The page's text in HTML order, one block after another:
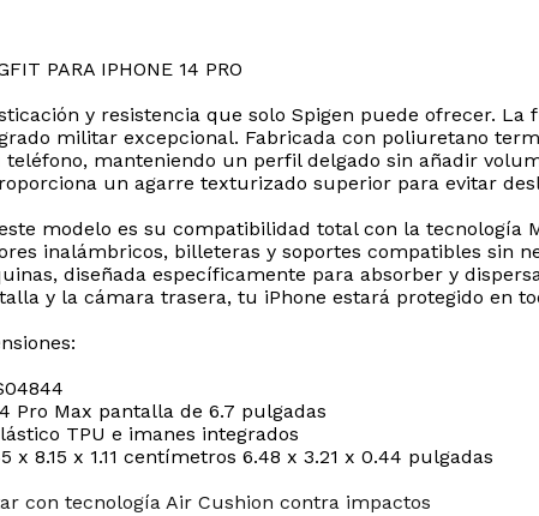
PARA IPHONE 14 PRO
y resistencia que solo Spigen puede ofrecer.
militar excepcional. Fabricada con poliuretano
manteniendo un perfil delgado sin añadir
un agarre texturizado superior para evitar
modelo es su compatibilidad total con la
inalámbricos, billeteras y soportes compatibles sin
diseñada específicamente para absorber y
y la cámara trasera, tu iPhone estará protegido en
Pro Max pantalla de 6.7 pulgadas
TPU e imanes integrados
x 8.15 x 1.11 centímetros 6.48 x 3.21 x 0.44 pulgadas
con tecnología Air Cushion contra impactos